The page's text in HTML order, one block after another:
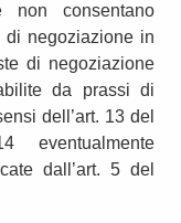
non consentano
di negoziazione in
di negoziazione
da prassi di
dell’art. 13 del
eventualmente
dall’art. 5 del